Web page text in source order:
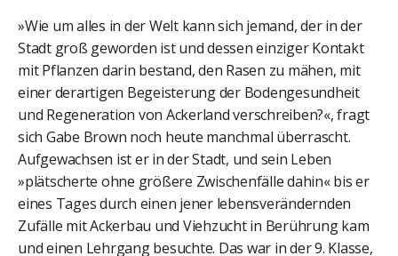
»Wie um alles in der Welt kann sich jemand, der in der
Stadt groß geworden ist und dessen einziger Kontakt
mit Pflanzen darin bestand, den Rasen zu mähen, mit
einer derartigen Begeisterung der Bodengesundheit
und Regeneration von Ackerland verschreiben?«, fragt
sich Gabe Brown noch heute manchmal überrascht.
Aufgewachsen ist er in der Stadt, und sein Leben
»plätscherte ohne größere Zwischenfälle dahin« bis er
eines Tages durch einen jener lebensverändernden
Zufälle mit Ackerbau und Viehzucht in Berührung kam
und einen Lehrgang besuchte. Das war in der 9. Klasse,